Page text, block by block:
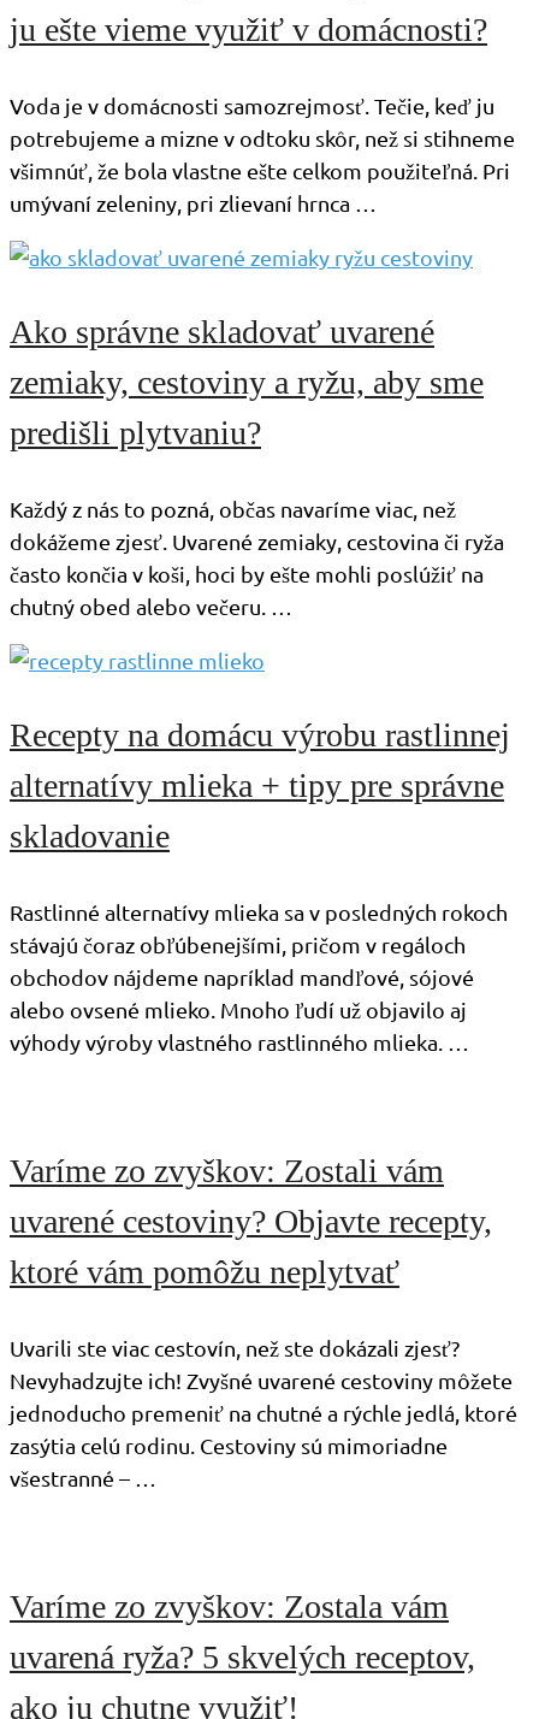
ju ešte vieme využiť v domácnosti?
Voda je v domácnosti samozrejmosť. Tečie, keď ju
potrebujeme a mizne v odtoku skôr, než si stihneme
všimnúť, že bola vlastne ešte celkom použiteľná. Pri
umývaní zeleniny, pri zlievaní hrnca …
Ako správne skladovať uvarené
zemiaky, cestoviny a ryžu, aby sme
predišli plytvaniu?
Každý z nás to pozná, občas navaríme viac, než
dokážeme zjesť. Uvarené zemiaky, cestovina či ryža
často končia v koši, hoci by ešte mohli poslúžiť na
chutný obed alebo večeru. …
Recepty na domácu výrobu rastlinnej
alternatívy mlieka + tipy pre správne
skladovanie
Rastlinné alternatívy mlieka sa v posledných rokoch
stávajú čoraz obľúbenejšími, pričom v regáloch
obchodov nájdeme napríklad mandľové, sójové
alebo ovsené mlieko. Mnoho ľudí už objavilo aj
výhody výroby vlastného rastlinného mlieka. …
Varíme zo zvyškov: Zostali vám
uvarené cestoviny? Objavte recepty,
ktoré vám pomôžu neplytvať
Uvarili ste viac cestovín, než ste dokázali zjesť?
Nevyhadzujte ich! Zvyšné uvarené cestoviny môžete
jednoducho premeniť na chutné a rýchle jedlá, ktoré
zasýtia celú rodinu. Cestoviny sú mimoriadne
všestranné – …
Varíme zo zvyškov: Zostala vám
uvarená ryža? 5 skvelých receptov,
ako ju chutne využiť!